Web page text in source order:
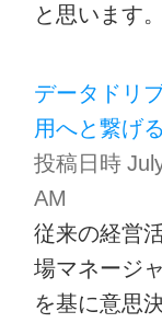
と思います
データドリ
用へと繋げ
投稿日時
AM
従来の経営
場マネージ
を基に意思